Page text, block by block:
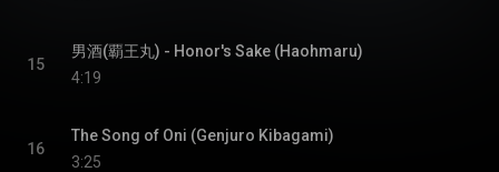
15
男酒(覇王丸) - Honor's Sake (Haohmaru)
4:19
16
The Song of Oni (Genjuro Kibagami)
3:25